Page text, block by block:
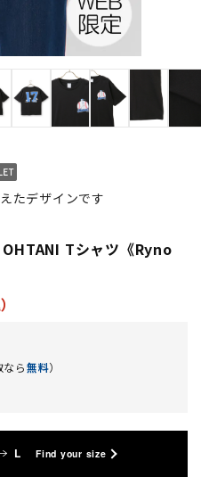
たデザインです
Tシャツ《Ryno
ら無料）
L Find your size